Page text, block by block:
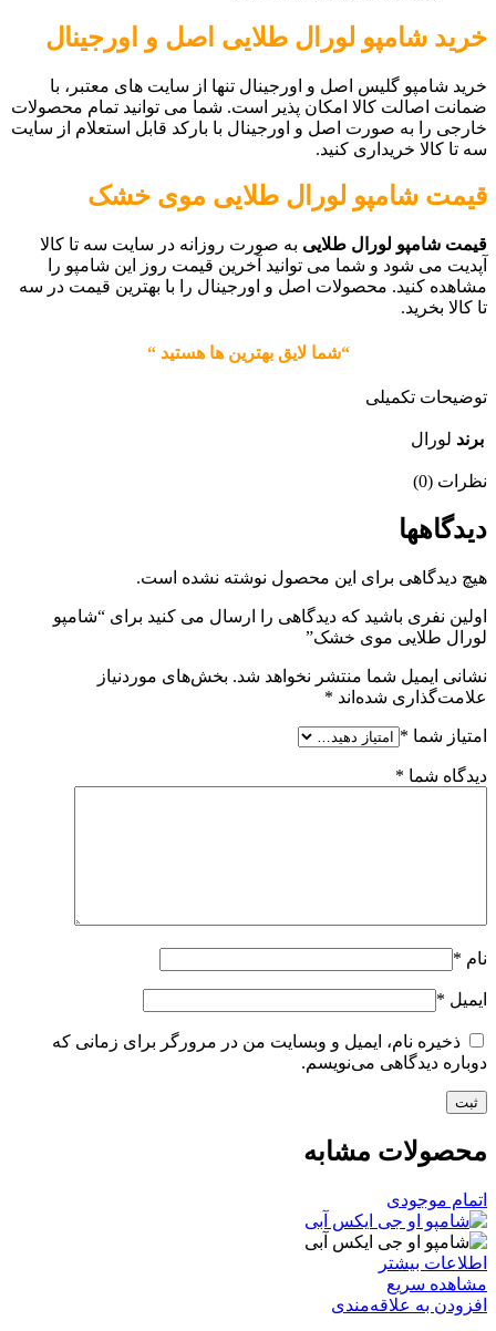
خرید شامپو لورال طلایی اصل و اورجینال
خرید شامپو گلیس اصل و اورجینال تنها از سایت های معتبر، با
ضمانت اصالت کالا امکان پذیر است. شما می توانید تمام محصولات
خارجی را به صورت اصل و اورجینال با بارکد قابل استعلام از سایت
سه تا کالا خریداری کنید.
قیمت شامپو لورال طلایی موی خشک
قیمت شامپو لورال طلایی به صورت روزانه در سایت سه تا کالا
آپدیت می شود و شما می توانید آخرین قیمت روز این شامپو را
مشاهده کنید. محصولات اصل و اورجینال را با بهترین قیمت در سه
تا کالا بخرید.
“شما لایق بهترین ها هستید “
توضیحات تکمیلی
برند لورال
نظرات (0)
دیدگاهها
هیچ دیدگاهی برای این محصول نوشته نشده است.
اولین نفری باشید که دیدگاهی را ارسال می کنید برای “شامپو
لورال طلایی موی خشک”
نشانی ایمیل شما منتشر نخواهد شد. بخش‌های موردنیاز
علامت‌گذاری شده‌اند *
امتیاز شما *
دیدگاه شما *
نام *
ایمیل *
ذخیره نام، ایمیل و وبسایت من در مرورگر برای زمانی که
دوباره دیدگاهی می‌نویسم.
محصولات مشابه
اتمام موجودی
اطلاعات بیشتر
مشاهده سریع
افزودن به علاقه‌مندی